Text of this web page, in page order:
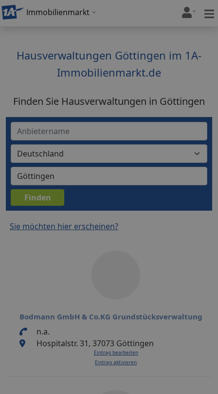
Immobilienmarkt
Hausverwaltungen Göttingen im 1A-
Immobilienmarkt.de
Finden Sie Hausverwaltungen in Göttingen
Sie möchten hier erscheinen?
Bodmann GmbH & Co.KG Grundstücksverwaltung
n.a.
Hospitalstr. 31, 37073 Göttingen
Eintrag bearbeiten
Eintrag aktivieren